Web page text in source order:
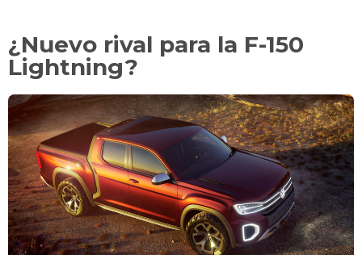
¿Nuevo rival para la F-150
Lightning?